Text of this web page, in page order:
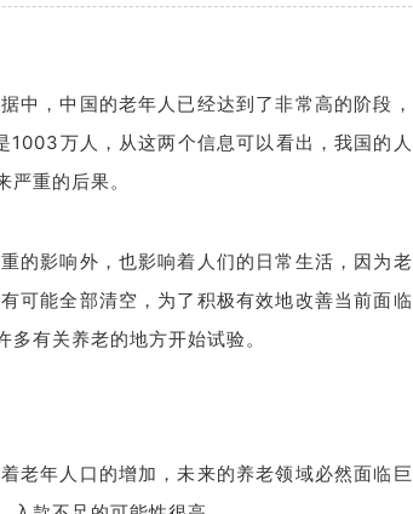
中，中国的老年人已经达到了非常高的阶段，
万人，从这两个信息可以看出，我国的人
重的后果。
的影响外，也影响着人们的日常生活，因为老
可能全部清空，为了积极有效地改善当前面临
有关养老的地方开始试验。
老年人口的增加，未来的养老领域必然面临巨